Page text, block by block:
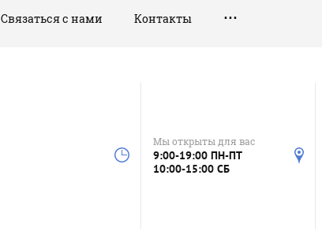
Связаться с нами Контакты
Мы открыты для вас
9:00-19:00 ПН-ПТ
10:00-15:00 СБ